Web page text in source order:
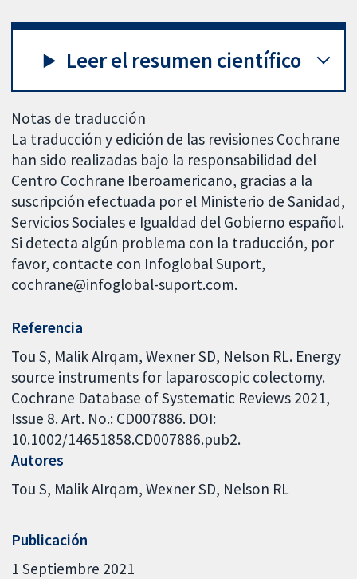
Leer el resumen científico
Notas de traducción
La traducción y edición de las revisiones Cochrane
han sido realizadas bajo la responsabilidad del
Centro Cochrane Iberoamericano, gracias a la
suscripción efectuada por el Ministerio de Sanidad,
Servicios Sociales e Igualdad del Gobierno español.
Si detecta algún problema con la traducción, por
favor, contacte con Infoglobal Suport,
cochrane@infoglobal-suport.com.
Referencia
Tou S, Malik AIrqam, Wexner SD, Nelson RL. Energy
source instruments for laparoscopic colectomy.
Cochrane Database of Systematic Reviews 2021,
Issue 8. Art. No.: CD007886. DOI:
10.1002/14651858.CD007886.pub2.
Autores
Tou S Malik AIrqam Wexner SD Nelson RL
Publicación
1 Septiembre 2021